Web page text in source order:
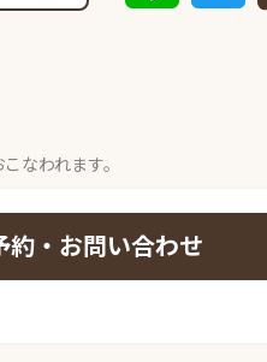
なわれます。
・お問い合わせ